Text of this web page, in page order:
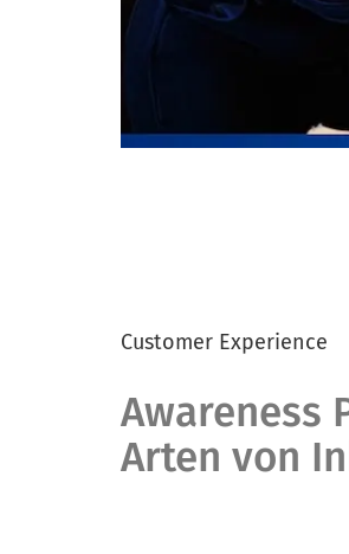
Customer Experience
Awareness
Arten von